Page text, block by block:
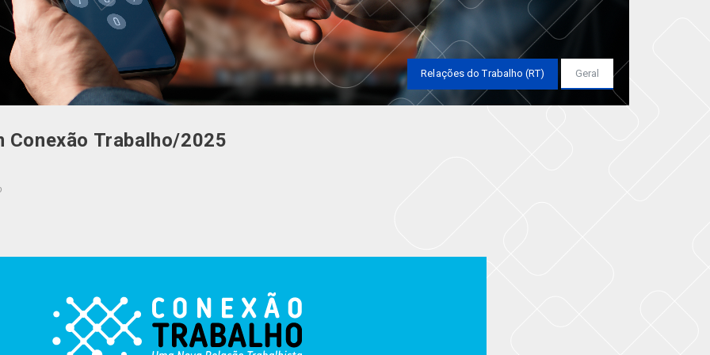
Relações do Trabalho (RT) Geral
Conexão Trabalho/2025